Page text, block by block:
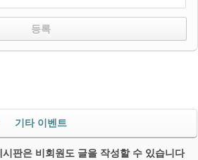
기타 이벤트
판은 비회원도 글을 작성할 수 있습니다